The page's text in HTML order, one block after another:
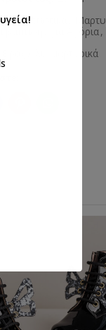
Βαπτιστικά
βάπτισης για Αγόρια,
μαρτυρικά